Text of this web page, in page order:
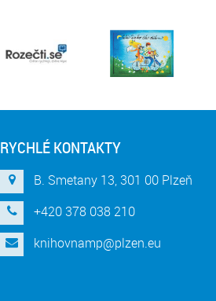
RYCHLÉ KONTAKTY
B. Smetany 13, 301 00 Plzeň
+420 378 038 210
knihovnamp@plzen.eu